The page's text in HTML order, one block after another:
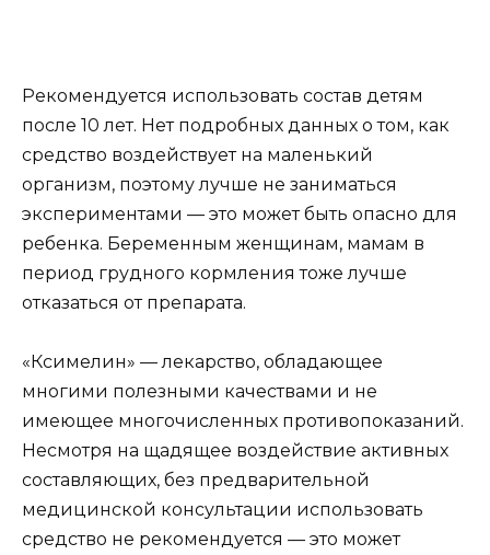
Рекомендуется использовать состав детям
после 10 лет. Нет подробных данных о том, как
средство воздействует на маленький
организм, поэтому лучше не заниматься
экспериментами — это может быть опасно для
ребенка. Беременным женщинам, мамам в
период грудного кормления тоже лучше
отказаться от препарата.
«Ксимелин» — лекарство, обладающее
многими полезными качествами и не
имеющее многочисленных противопоказаний.
Несмотря на щадящее воздействие активных
составляющих, без предварительной
медицинской консультации использовать
средство не рекомендуется — это может